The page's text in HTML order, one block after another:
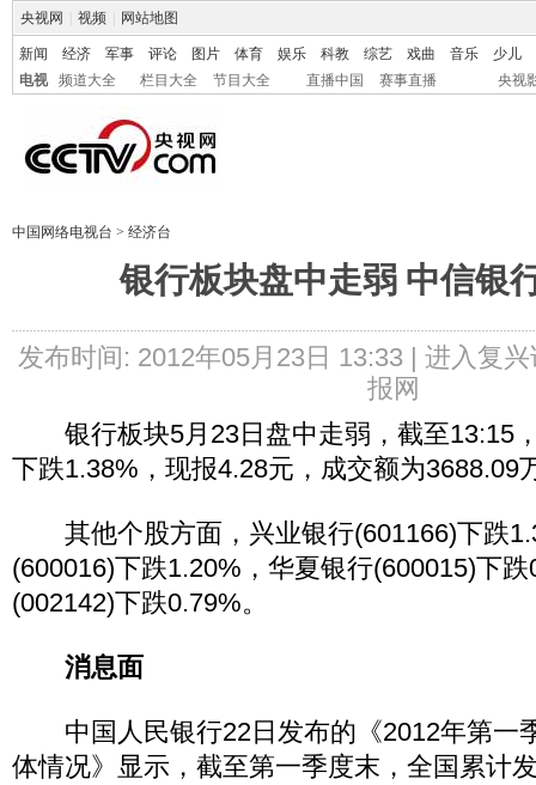
央视网 视频 网站地图
新闻 经济 军事 评论 图片 体育 娱乐 科教 综艺 戏曲 音乐
少儿
电视
频道大全 栏目大全 节目大全 直播中国 赛事直播 央视
中国网络电视台 > 经济台
银行板块盘中走弱 中信银
发布时间: 2012年05月23日 13:33 | 进入复兴
报网
银行板块5月23日盘中走弱，截至13:15
下跌1.38%，现报4.28元，成交额为3688.09
其他个股方面，兴业银行(601166)下跌
(600016)下跌1.20%，华夏银行(600015)下
(002142)下跌0.79%。
消息面
中国人民银行22日发布的《2012年第一
体情况》显示，截至第一季度末，全国累计